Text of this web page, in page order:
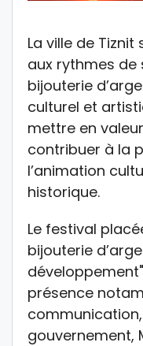
La ville de
aux rythmes
bijouterie
culturel et
mettre en
contribuer à la
l’animation
historique.
Le festival
bijouterie
présence
gouvernement,